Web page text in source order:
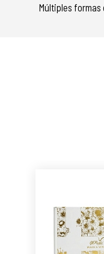
Múltiples formas